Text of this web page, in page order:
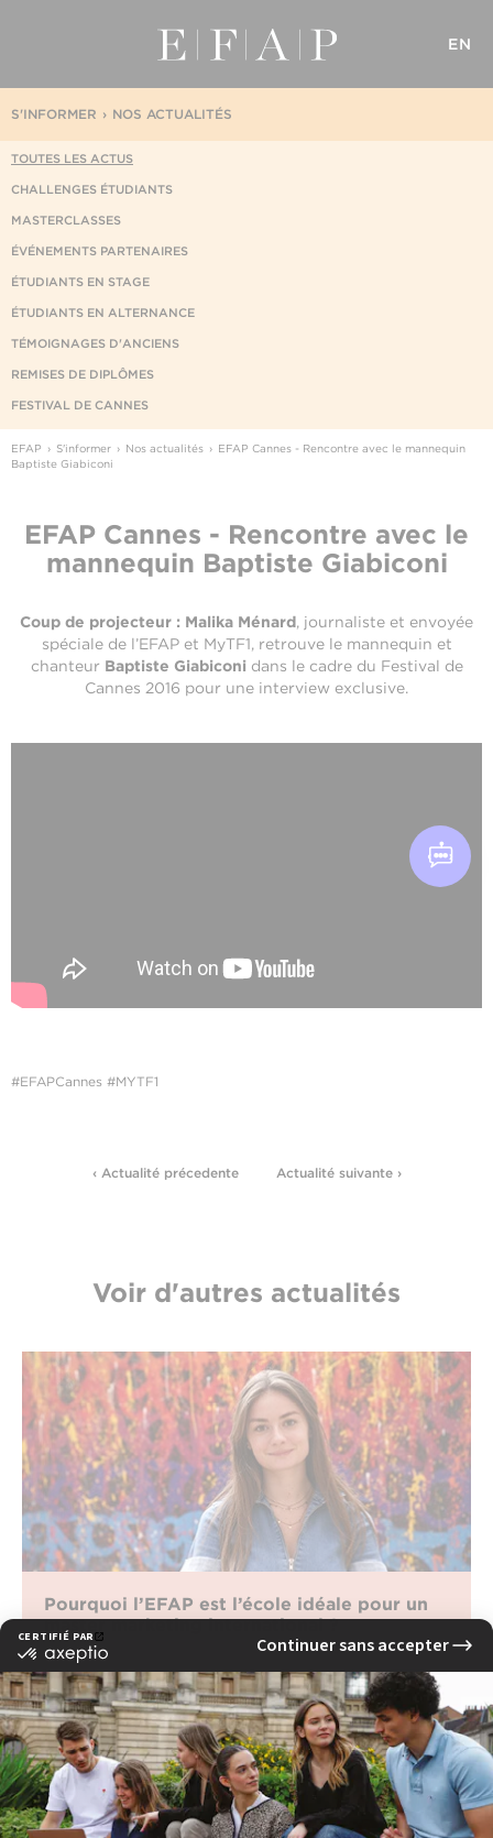
EN
NOS ACTUALITÉS
S'INFORMER
TOUTES LES ACTUS
CHALLENGES ÉTUDIANTS
MASTERCLASSES
ÉVÉNEMENTS PARTENAIRES
ÉTUDIANTS EN STAGE
ÉTUDIANTS EN ALTERNANCE
TÉMOIGNAGES D'ANCIENS
REMISES DE DIPLÔMES
FESTIVAL DE CANNES
EFAP S'informer Nos actualités
EFAP Cannes - Rencontre avec le mannequin
Baptiste Giabiconi
EFAP Cannes - Rencontre avec le
mannequin Baptiste Giabiconi
Coup de projecteur : Malika Ménard, journaliste et envoyée
spéciale de l’EFAP et MyTF1, retrouve le mannequin et
chanteur Baptiste Giabiconi dans le cadre du Festival de
Cannes 2016 pour une interview exclusive.
#EFAPCannes #MYTF1
‹ Actualité précedente Actualité suivante ›
Voir d'autres actualités
Pourquoi l’EFAP est l’école idéale pour un
master marketing international ?
lire la suite